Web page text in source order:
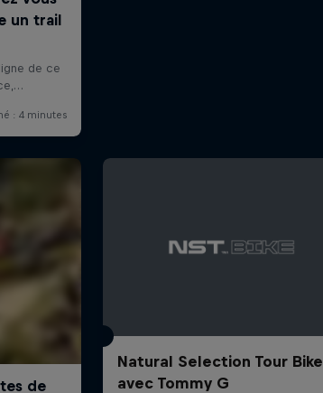
Natural Selection Tour Bike
avec Tommy G